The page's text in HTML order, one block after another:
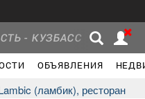
- КУЗБАСС
ОБЪЯВЛЕНИЯ
Новости
(ламбик), ресторан